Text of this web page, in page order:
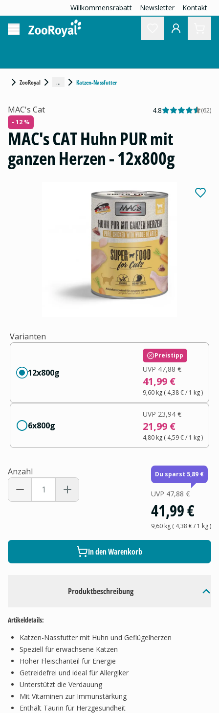
Willkommensrabatt Newsletter Kontakt
ZooRoyal ... Katzen-Nassfutter
Produktbeschreibung
Artikeldetails:
Katzen-Nassfutter mit Huhn und Geflügelherzen
Speziell für erwachsene Katzen
Hoher Fleischanteil für Energie
Getreidefrei und ideal für Allergiker
Unterstützt die Verdauung
Mit Vitaminen zur Immunstärkung
Enthält Taurin für Herzgesundheit
MAC's Cat 4.8 (62)
- 12 %
MAC's CAT Huhn PUR mit
ganzen Herzen - 12x800g
Varianten
12x800g
Preistipp
UVP 47,88 €
41,99 €
9,60 kg( 4,38 €/ 1 kg)
6x800g
UVP 23,94 €
21,99 €
4,80 kg( 4,59 €/ 1 kg)
Anzahl Du sparst 5,89 €
UVP 47,88 €
41,99 €
9,60 kg( 4,38 €/ 1 kg)
In den Warenkorb